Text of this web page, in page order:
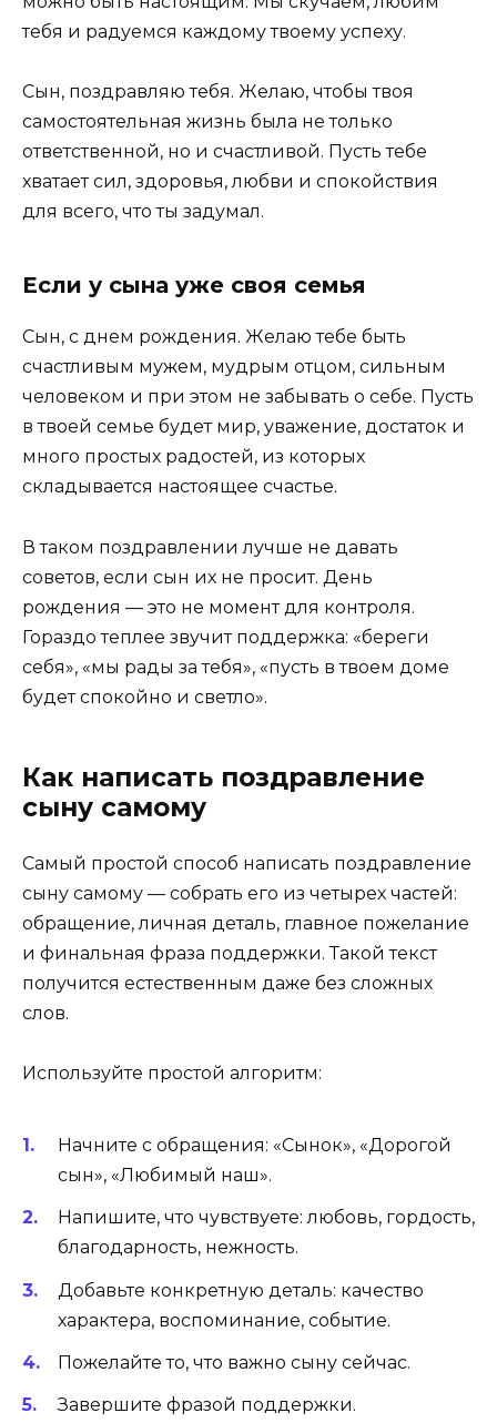
тебя и радуемся каждому твоему успеху.
Сын, поздравляю тебя. Желаю, чтобы твоя
самостоятельная жизнь была не только
ответственной, но и счастливой. Пусть тебе
хватает сил, здоровья, любви и спокойствия
для всего, что ты задумал.
Если у сына уже своя семья
Сын, с днем рождения. Желаю тебе быть
счастливым мужем, мудрым отцом, сильным
человеком и при этом не забывать о себе. Пусть
в твоей семье будет мир, уважение, достаток и
много простых радостей, из которых
складывается настоящее счастье.
В таком поздравлении лучше не давать
советов, если сын их не просит. День
рождения — это не момент для контроля.
Гораздо теплее звучит поддержка: «береги
себя», «мы рады за тебя», «пусть в твоем доме
будет спокойно и светло».
Как написать поздравление
сыну самому
Самый простой способ написать поздравление
сыну самому — собрать его из четырех частей:
обращение, личная деталь, главное пожелание
и финальная фраза поддержки. Такой текст
получится естественным даже без сложных
слов.
Используйте простой алгоритм:
Начните с обращения: «Сынок», «Дорогой
сын», «Любимый наш».
Напишите, что чувствуете: любовь, гордость,
благодарность, нежность.
Добавьте конкретную деталь: качество
характера, воспоминание, событие.
Пожелайте то, что важно сыну сейчас.
Завершите фразой поддержки.